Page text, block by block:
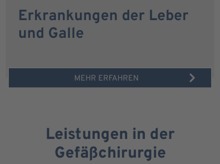
Erkrankungen der Leber
und Galle
MEHR ERFAHREN
Leistungen in der
Gefäßchirurgie